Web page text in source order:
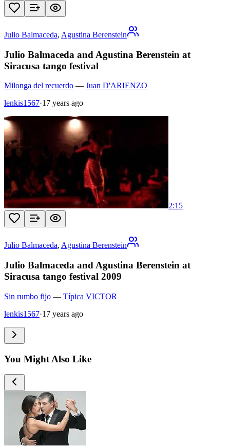
Julio Balmaceda, Agustina Berenstein
Julio Balmaceda and Agustina Berenstein at
Siracusa tango festival
Milonga del recuerdo — Juan D'ARIENZO
lenkis1567·17 years ago
2:15
Julio Balmaceda, Agustina Berenstein
Julio Balmaceda and Agustina Berenstein at
Siracusa tango festival 2009
Sin rumbo fijo — Típica VICTOR
lenkis1567·17 years ago
You Might Also Like